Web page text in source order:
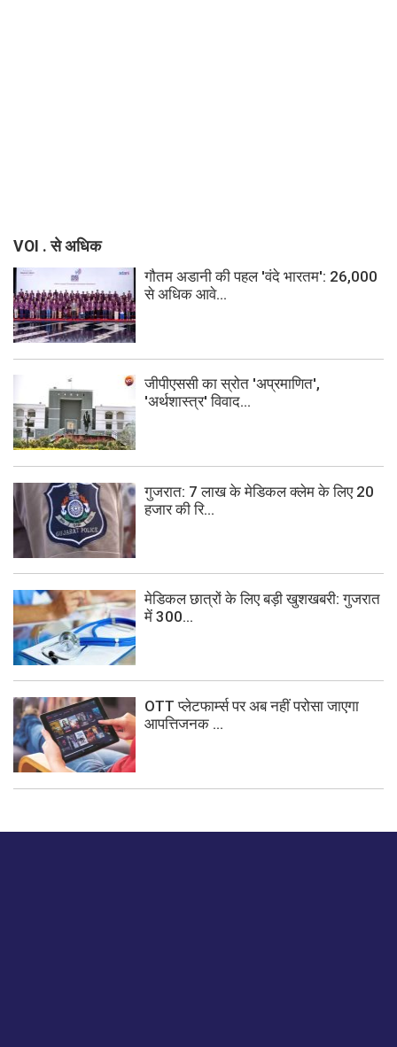
VOI . से अधिक
गौतम अडानी की पहल 'वंदे भारतम': 26,000
से अधिक आवे...
जीपीएससी का स्रोत 'अप्रमाणित',
'अर्थशास्त्र' विवाद...
गुजरात: 7 लाख के मेडिकल क्लेम के लिए 20
हजार की रि...
मेडिकल छात्रों के लिए बड़ी खुशखबरी: गुजरात
में 300...
OTT प्लेटफार्म्स पर अब नहीं परोसा जाएगा
आपत्तिजनक ...